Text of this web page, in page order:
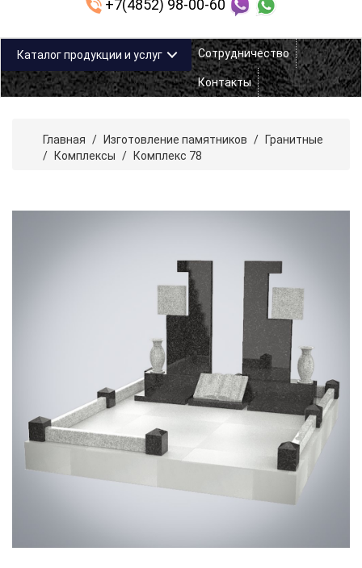
+7(4852) 98-00-60
Каталог продукции и услуг Сотрудничество
Контакты
Главная / Изготовление памятников /
Гранитные
/
Комплексы / Комплекс 78